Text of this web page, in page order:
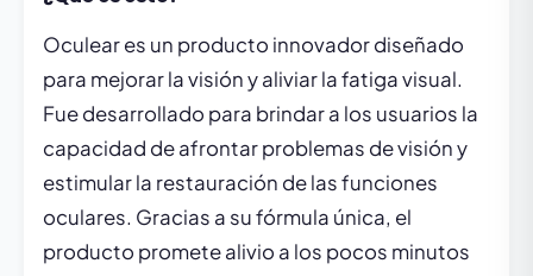
Oculear es un producto innovador diseñado
para mejorar la visión y aliviar la fatiga visual.
Fue desarrollado para brindar a los usuarios la
capacidad de afrontar problemas de visión y
estimular la restauración de las funciones
oculares. Gracias a su fórmula única, el
producto promete alivio a los pocos minutos